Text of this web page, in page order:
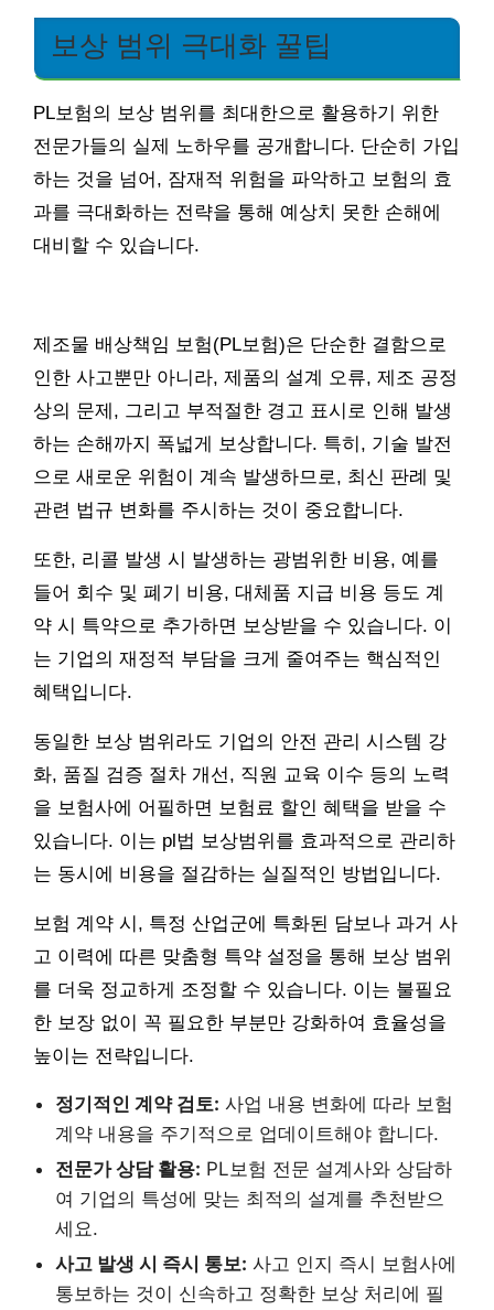
보상 범위 극대화 꿀팁
PL보험의 보상 범위를 최대한으로 활용하기 위한
전문가들의 실제 노하우를 공개합니다. 단순히 가입
하는 것을 넘어, 잠재적 위험을 파악하고 보험의 효
과를 극대화하는 전략을 통해 예상치 못한 손해에
대비할 수 있습니다.
제조물 배상책임 보험(PL보험)은 단순한 결함으로
인한 사고뿐만 아니라, 제품의 설계 오류, 제조 공정
상의 문제, 그리고 부적절한 경고 표시로 인해 발생
하는 손해까지 폭넓게 보상합니다. 특히, 기술 발전
으로 새로운 위험이 계속 발생하므로, 최신 판례 및
관련 법규 변화를 주시하는 것이 중요합니다.
또한, 리콜 발생 시 발생하는 광범위한 비용, 예를
들어 회수 및 폐기 비용, 대체품 지급 비용 등도 계
약 시 특약으로 추가하면 보상받을 수 있습니다. 이
는 기업의 재정적 부담을 크게 줄여주는 핵심적인
혜택입니다.
동일한 보상 범위라도 기업의 안전 관리 시스템 강
화, 품질 검증 절차 개선, 직원 교육 이수 등의 노력
을 보험사에 어필하면 보험료 할인 혜택을 받을 수
있습니다. 이는 pl법 보상범위를 효과적으로 관리하
는 동시에 비용을 절감하는 실질적인 방법입니다.
보험 계약 시, 특정 산업군에 특화된 담보나 과거 사
고 이력에 따른 맞춤형 특약 설정을 통해 보상 범위
를 더욱 정교하게 조정할 수 있습니다. 이는 불필요
한 보장 없이 꼭 필요한 부분만 강화하여 효율성을
높이는 전략입니다.
정기적인 계약 검토: 사업 내용 변화에 따라 보험
계약 내용을 주기적으로 업데이트해야 합니다.
전문가 상담 활용: PL보험 전문 설계사와 상담하
여 기업의 특성에 맞는 최적의 설계를 추천받으
세요.
사고 발생 시 즉시 통보: 사고 인지 즉시 보험사에
통보하는 것이 신속하고 정확한 보상 처리에 필